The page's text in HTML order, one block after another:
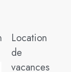
Location
de
vacances